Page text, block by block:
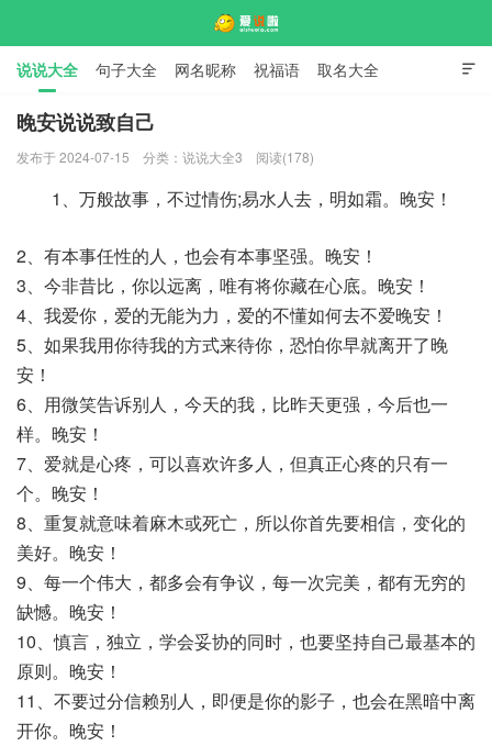

说说大全 句子大全 网名昵称 祝福语 取名大全
标语口号 签名大全
晚安说说致自己
发布于 2024-07-15 分类： 说说大全3 阅读(178)
1、万般故事，不过情伤;易水人去，明如霜。晚安！
2、有本事任性的人，也会有本事坚强。晚安！
3、今非昔比，你以远离，唯有将你藏在心底。晚安！
4、我爱你，爱的无能为力，爱的不懂如何去不爱晚安！
5、如果我用你待我的方式来待你，恐怕你早就离开了晚
安！
6、用微笑告诉别人，今天的我，比昨天更强，今后也一
样。晚安！
7、爱就是心疼，可以喜欢许多人，但真正心疼的只有一
个。晚安！
8、重复就意味着麻木或死亡，所以你首先要相信，变化的
美好。晚安！
9、每一个伟大，都多会有争议，每一次完美，都有无穷的
缺憾。晚安！
10、慎言，独立，学会妥协的同时，也要坚持自己最基本的
原则。晚安！
11、不要过分信赖别人，即便是你的影子，也会在黑暗中离
开你。晚安！